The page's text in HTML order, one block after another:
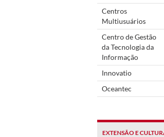
Centros
Multiusuários
Centro de Gestão
da Tecnologia da
Informação
Innovatio
Oceantec
EXTENSÃO E